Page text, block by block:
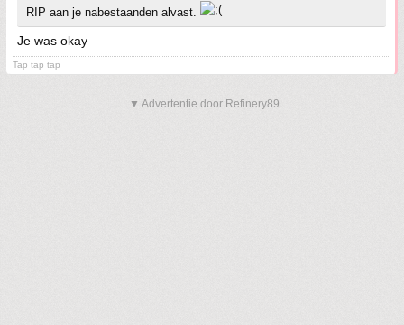
RIP aan je nabestaanden alvast.
Je was okay
Tap tap tap
▼ Advertentie door Refinery89